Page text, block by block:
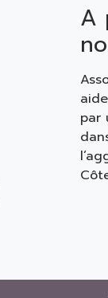
A
par